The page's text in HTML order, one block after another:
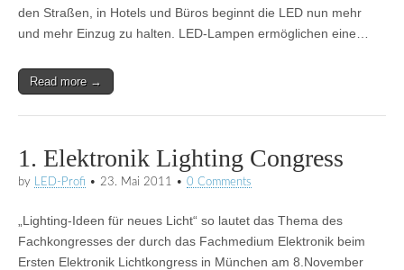
den Straßen, in Hotels und Büros beginnt die LED nun mehr
und mehr Einzug zu halten. LED-Lampen ermöglichen eine…
Read more →
1. Elektronik Lighting Congress
by LED-Profi • 23. Mai 2011 • 0 Comments
„Lighting-Ideen für neues Licht“ so lautet das Thema des
Fachkongresses der durch das Fachmedium Elektronik beim
Ersten Elektronik Lichtkongress in München am 8.November